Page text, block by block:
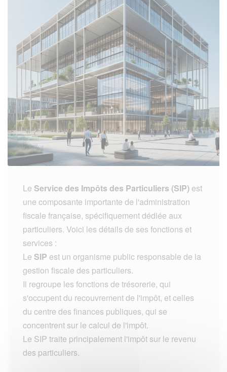
Le Service des Impôts des Particuliers (SIP) est
une composante importante de l'administration
fiscale française, spécifiquement dédiée aux
particuliers. Voici les détails de ses fonctions et
services :
Le SIP est un organisme public responsable de la
gestion fiscale des particuliers.
Il regroupe les fonctions de trésorerie, qui
s'occupent du recouvrement de l'impôt, et celles
du centre des finances publiques, qui se
concentrent sur le calcul de l'impôt.
Le SIP traite principalement l'impôt sur le revenu
des particuliers.